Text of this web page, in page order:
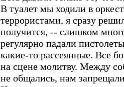
В туалет мы ходили в
террористами, я сразу
получится, -- слишком
регулярно падали
какие-то рассеянные. Все
на сцене молитву. Между
не общались, нам